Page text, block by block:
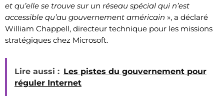
et qu’elle se trouve sur un réseau spécial qui n’est
accessible qu’au gouvernement américain », a déclaré
William Chappell, directeur technique pour les missions
stratégiques chez Microsoft.
Lire aussi : Les pistes du gouvernement pour
réguler Internet